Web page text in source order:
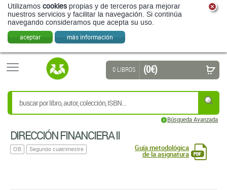
Utilizamos cookies propias y de terceros para mejorar
nuestros servicios y facilitar la navegación. Si continúa
navegando consideramos que acepta su uso.
aceptar más información
Búsqueda Avanzada
0 LIBROS (0 €)
DIRECCIÓN FINANCIERA II
OB Segundo cuatrimestre Guía metodológica
de la asignatura